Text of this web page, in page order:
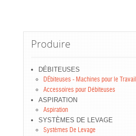
Produire
DÉBITEUSES
DÉbiteuses - Machines pour le
Accessoires pour Débiteuses
ASPIRATION
Aspiration
SYSTÈMES DE LEVAGE
Systèmes De Levage